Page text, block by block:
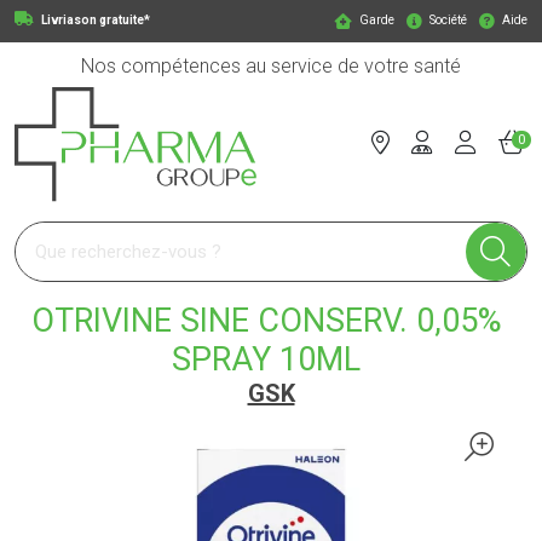
Livriason gratuite* Garde Société Aide
Nos compétences au service de votre santé
Pharmagroupe Votre pharmacie en ligne à votre service
0
OTRIVINE SINE CONSERV. 0,05%
SPRAY 10ML
GSK